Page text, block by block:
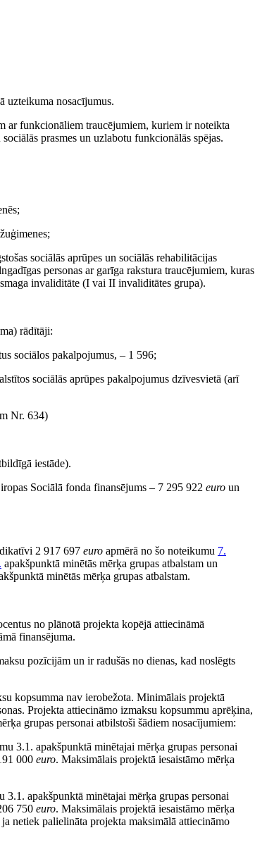
uzteikuma nosacījumus.
ar funkcionāliem traucējumiem, kuriem ir noteikta
prasmes un uzlabotu funkcionālās spējas.
sociālās aprūpes un sociālās rehabilitācijas
personas ar garīga rakstura traucējumiem, kuras
invaliditāte (I vai II invaliditātes grupa).
rādītāji:
sociālos pakalpojumus, – 1 596;
sociālās aprūpes pakalpojumus dzīvesvietā (arī
Nr. 634)
iestāde).
Sociālā fonda finansējums – 7 295 922 euro un
2 917 697 euro apmērā no šo noteikumu 7.
apakšpunktā minētās mērķa grupas atbalstam un
minētās mērķa grupas atbalstam.
no plānotā projekta kopējā attiecināmā
finansējuma.
pozīcijām un ir radušās no dienas, kad noslēgts
kopsumma nav ierobežota. Minimālais projektā
Projekta attiecināmo izmaksu kopsummu aprēķina,
grupas personai atbilstoši šādiem nosacījumiem:
3.1. apakšpunktā minētajai mērķa grupas personai
000 euro. Maksimālais projektā iesaistāmo mērķa
apakšpunktā minētajai mērķa grupas personai
750 euro. Maksimālais projektā iesaistāmo mērķa
netiek palielināta projekta maksimālā attiecināmo